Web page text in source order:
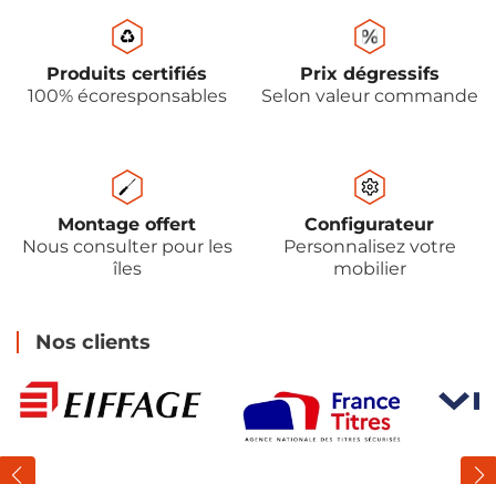
Produits certifiés
100% écoresponsables
Prix dégressifs
Selon valeur commande
Montage offert
Nous consulter pour les
îles
Configurateur
Personnalisez votre
mobilier
Nos clients